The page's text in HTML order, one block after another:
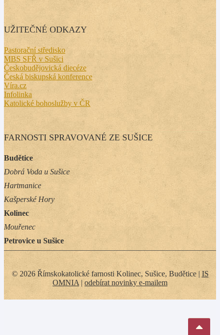
UŽITEČNÉ ODKAZY
Pastorační středisko
MBS SFŘ v Sušici
Českobudějovická diecéze
Česká biskupská konference
Víra.cz
Infolinka
Katolické bohoslužby v ČR
FARNOSTI SPRAVOVANÉ ZE SUŠICE
Budětice
Dobrá Voda u Sušice
Hartmanice
Kašperské Hory
Kolinec
Mouřenec
Petrovice u Sušice
© 2026 Římskokatolické farnosti Kolinec, Sušice, Budětice | IS
OMNIA | odebírat novinky e-mailem